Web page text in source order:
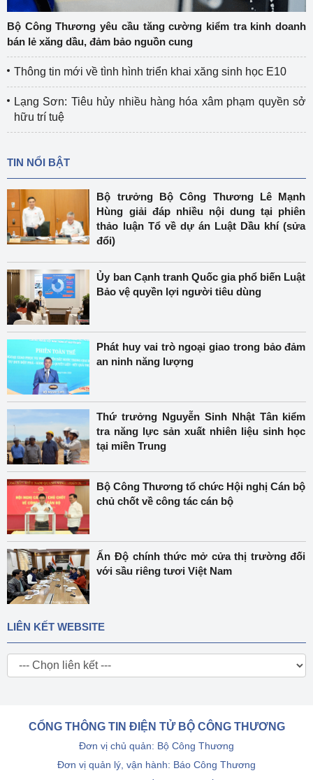
Bộ Công Thương yêu cầu tăng cường kiểm tra kinh doanh
bán lẻ xăng dầu, đảm bảo nguồn cung
Thông tin mới về tình hình triển khai xăng sinh học E10
Lạng Sơn: Tiêu hủy nhiều hàng hóa xâm phạm quyền sở
hữu trí tuệ
TIN NỔI BẬT
Bộ trưởng Bộ Công Thương Lê Mạnh
Hùng giải đáp nhiều nội dung tại phiên
thảo luận Tổ về dự án Luật Dầu khí (sửa
đổi)
Ủy ban Cạnh tranh Quốc gia phổ biến Luật
Bảo vệ quyền lợi người tiêu dùng
Phát huy vai trò ngoại giao trong bảo đảm
an ninh năng lượng
Thứ trưởng Nguyễn Sinh Nhật Tân kiểm
tra năng lực sản xuất nhiên liệu sinh học
tại miền Trung
Bộ Công Thương tổ chức Hội nghị Cán bộ
chủ chốt về công tác cán bộ
Ấn Độ chính thức mở cửa thị trường đối
với sầu riêng tươi Việt Nam
LIÊN KẾT WEBSITE
CỔNG THÔNG TIN ĐIỆN TỬ BỘ CÔNG THƯƠNG
Đơn vị chủ quản: Bộ Công Thương
Đơn vị quản lý, vận hành: Báo Công Thương